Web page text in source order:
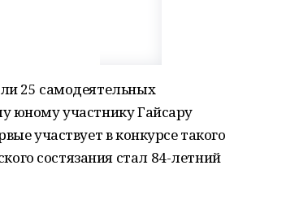
25 самодеятельных
юному участнику Гайсару
участвует в конкурсе такого
состязания стал 84-летний